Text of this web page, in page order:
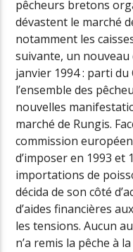
pêcheurs bretons
dévastent le marché
notamment les
suivante, un
janvier 1994 : parti du
l’ensemble des
nouvelles
marché de Rungis.
commission
d’imposer en 1993 et
importations de
décida de son côté
d’aides financières
les tensions. Aucun
n’a remis la pêche à